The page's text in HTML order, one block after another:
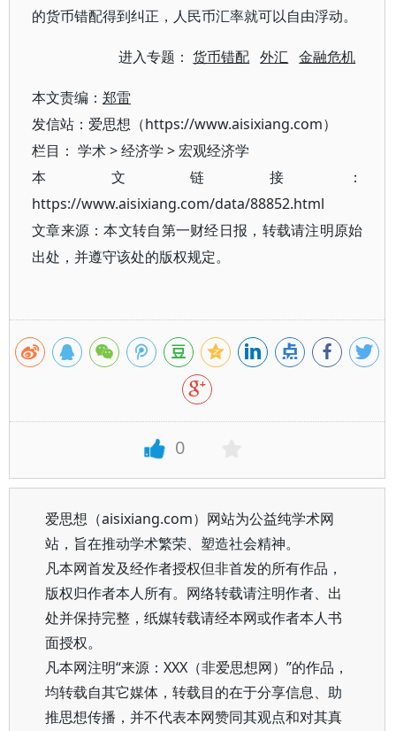
的货币错配得到纠正，人民币汇率就可以自由浮动。
进入专题：货币错配 外汇 金融危机
本文责编： 郑雷
发信站：爱思想（https://www.aisixiang.com）
栏目： 学术>经济学 >宏观经济学
本文链接：
https://www.aisixiang.com/data/88852.html
文章来源：本文转自第一财经日报，转载请注明原始
出处，并遵守该处的版权规定。
0
爱思想（aisixiang.com）网站为公益纯学术网
站，旨在推动学术繁荣、塑造社会精神。
凡本网首发及经作者授权但非首发的所有作品，
版权归作者本人所有。网络转载请注明作者、出
处并保持完整，纸媒转载请经本网或作者本人书
面授权。
凡本网注明“来源：XXX（非爱思想网）”的作品，
均转载自其它媒体，转载目的在于分享信息、助
推思想传播，并不代表本网赞同其观点和对其真